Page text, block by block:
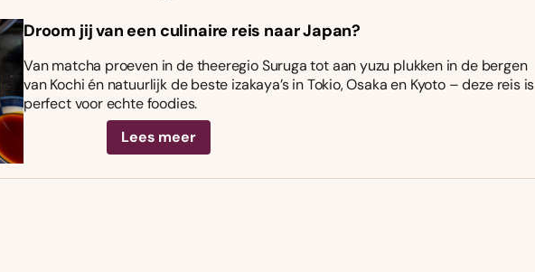
Droom jij van een culinaire reis naar Japan?
Van matcha proeven in de theeregio Suruga tot aan yuzu plukken in de bergen
van Kochi én natuurlijk de beste izakaya’s in Tokio, Osaka en Kyoto – deze reis is
perfect voor echte foodies.
Lees meer